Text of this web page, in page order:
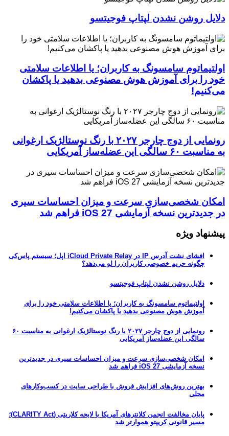
دلایل روشن نشدن لپتاپ فوجیتسو
اولتیماتوم سامسونگ به کاربران؛ یا اطلاعات سلامتی
خود را برای آموزش هوش مصنوعی بدهید یا پاکشان
می‌کنیم!
رونمایی از دوج چارجر ۲۰۲۷ با رنگ نوستالژیک ارغوانی
به مناسبت ۶۰ سالگی این عضله‌ساز آمریکایی
امکان شخصی‌سازی سرعت و میزان احساسات سیری
در جدیدترین نسخه آزمایشی iOS 27 فراهم شد
پیشنهاد ویژه
افشای نشت آدرس IP در iCloud Private Relay اپل؛ سیستم پاس‌کی
چگونه حریم خصوصی کاربران را لو می‌دهد؟
دلایل روشن نشدن لپتاپ فوجیتسو
اولتیماتوم سامسونگ به کاربران؛ یا اطلاعات سلامتی خود را برای
آموزش هوش مصنوعی بدهید یا پاکشان می‌کنیم!
رونمایی از دوج چارجر ۲۰۲۷ با رنگ نوستالژیک ارغوانی به مناسبت ۶۰
سالگی این عضله‌ساز آمریکایی
امکان شخصی‌سازی سرعت و میزان احساسات سیری در جدیدترین
نسخه آزمایشی iOS 27 فراهم شد
بهترین روش‌های افزایش فروش با طراحی سایت در کسب‌وکارهای
محلی
پایان مخالفت انجمن کلانترهای آمریکا با لایحه کلاریتی (CLARITY Act)؛
مسیر قانونی کریپتو هموارتر شد